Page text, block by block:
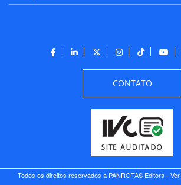
CONTATO
Todos os direitos reservados a PANROTAS Editora - Ver.